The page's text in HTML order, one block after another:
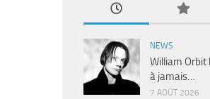
NEWS
William Orbit
à jamais…
7 AOÛT 2026